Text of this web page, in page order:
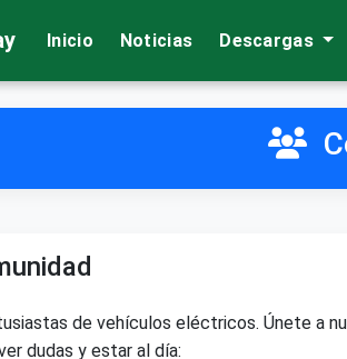
Inicio Noticias Descargas
de vehículos eléctricos. Únete a
dudas y estar al día: